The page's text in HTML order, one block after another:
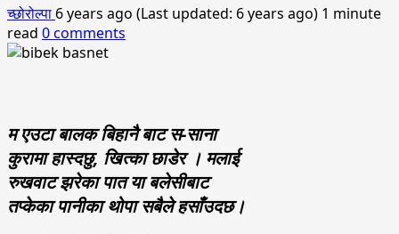
च्छोरोल्पा 6 years ago (Last updated: 6 years ago) 1 minute
read 0 comments
म एउटा बालक बिहानै बाट स-साना
कुरामा हास्दछु, खित्का छाडेर । मलाई
रुखवाट झरेका पात या बलेसीबाट
तप्केका पानीका थोपा सबैले हसाँउदछ।